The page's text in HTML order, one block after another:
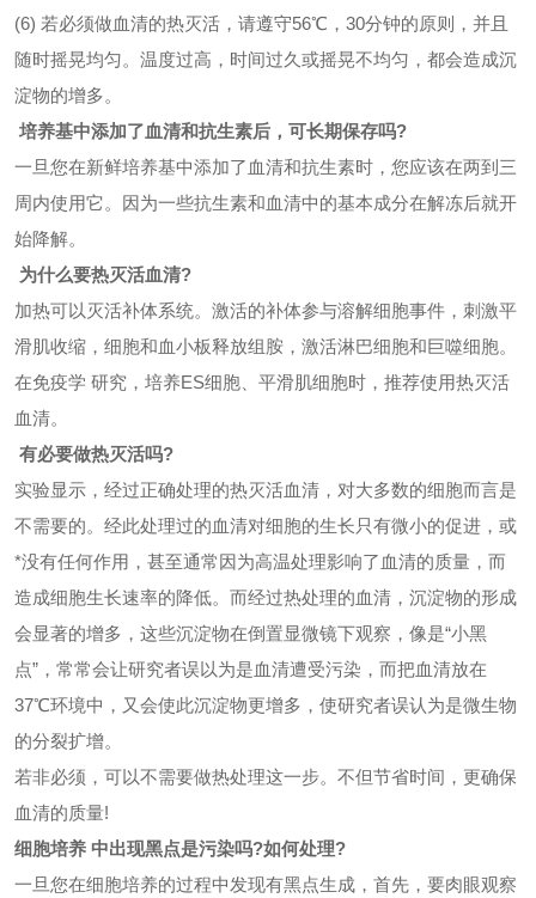
(6) 若必须做血清的热灭活，请遵守56℃，30分钟的原则，并且
随时摇晃均匀。温度过高，时间过久或摇晃不均匀，都会造成沉
淀物的增多。
培养基中添加了血清和抗生素后，可长期保存吗?
一旦您在新鲜培养基中添加了血清和抗生素时，您应该在两到三
周内使用它。因为一些抗生素和血清中的基本成分在解冻后就开
始降解。
为什么要热灭活血清?
加热可以灭活补体系统。激活的补体参与溶解细胞事件，刺激平
滑肌收缩，细胞和血小板释放组胺，激活淋巴细胞和巨噬细胞。
在免疫学 研究，培养ES细胞、平滑肌细胞时，推荐使用热灭活
血清。
有必要做热灭活吗?
实验显示，经过正确处理的热灭活血清，对大多数的细胞而言是
不需要的。经此处理过的血清对细胞的生长只有微小的促进，或
*没有任何作用，甚至通常因为高温处理影响了血清的质量，而
造成细胞生长速率的降低。而经过热处理的血清，沉淀物的形成
会显著的增多，这些沉淀物在倒置显微镜下观察，像是“小黑
点”，常常会让研究者误以为是血清遭受污染，而把血清放在
37℃环境中，又会使此沉淀物更增多，使研究者误认为是微生物
的分裂扩增。
若非必须，可以不需要做热处理这一步。不但节省时间，更确保
血清的质量!
细胞培养 中出现黑点是污染吗?如何处理?
一旦您在细胞培养的过程中发现有黑点生成，首先，要肉眼观察